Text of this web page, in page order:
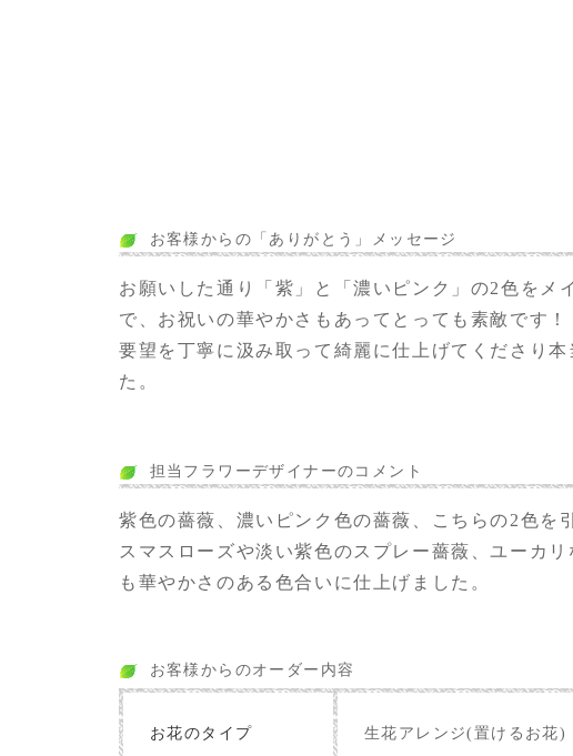
お客様からの「ありがとう」メッセージ
お願いした通り「紫」と「濃いピンク」の2色をメ
で、お祝いの華やかさもあってとっても素敵です！
要望を丁寧に汲み取って綺麗に仕上げてくださり
た。
担当フラワーデザイナーのコメント
紫色の薔薇、濃いピンク色の薔薇、こちらの2色を
スマスローズや淡い紫色のスプレー薔薇、ユーカ
も華やかさのある色合いに仕上げました。
お客様からのオーダー内容
お花のタイプ 生花アレンジ(置けるお花)